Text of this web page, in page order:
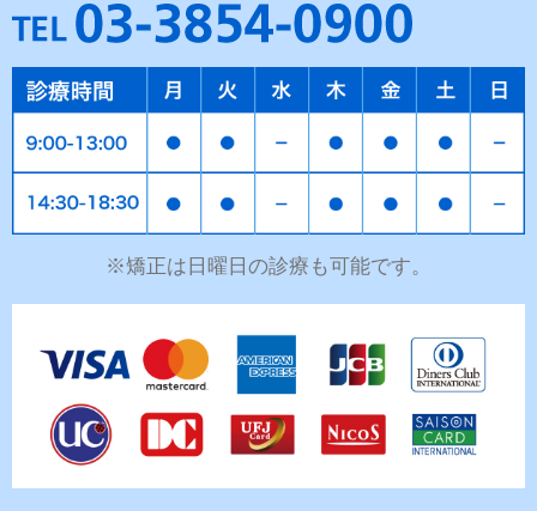
※矯正は日曜日の診療も可能です。